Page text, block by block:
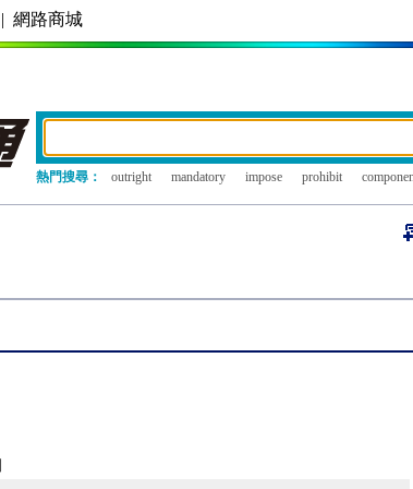
| 網路商城
熱門搜尋： outright mandatory impose prohibit